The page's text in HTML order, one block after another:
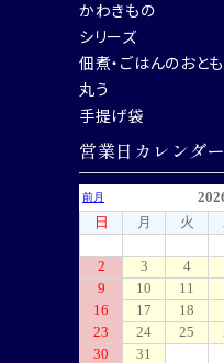
かわきもの
シリーズ
佃煮・ごはんのおとも
丸う
手提げ袋
営業日カレンダー